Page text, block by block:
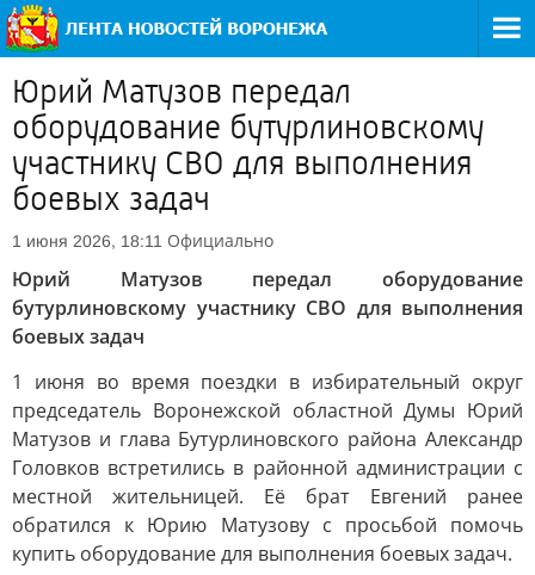
Юрий Матузов передал
оборудование бутурлиновскому
участнику СВО для выполнения
боевых задач
1 июня 2026, 18:11 Официально
Юрий Матузов передал оборудование
бутурлиновскому участнику СВО для выполнения
боевых задач
1 июня во время поездки в избирательный округ
председатель Воронежской областной Думы Юрий
Матузов и глава Бутурлиновского района Александр
Головков встретились в районной администрации с
местной жительницей. Её брат Евгений ранее
обратился к Юрию Матузову с просьбой помочь
купить оборудование для выполнения боевых задач.